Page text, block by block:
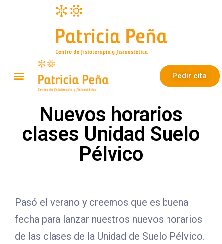
Pedir cita
Nuevos horarios
clases Unidad Suelo
Pélvico
Pasó el verano y creemos que es buena
fecha para lanzar nuestros nuevos horarios
de las clases de la Unidad de Suelo Pélvico.